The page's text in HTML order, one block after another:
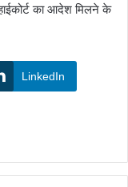
का आदेश मिलने के
LinkedIn